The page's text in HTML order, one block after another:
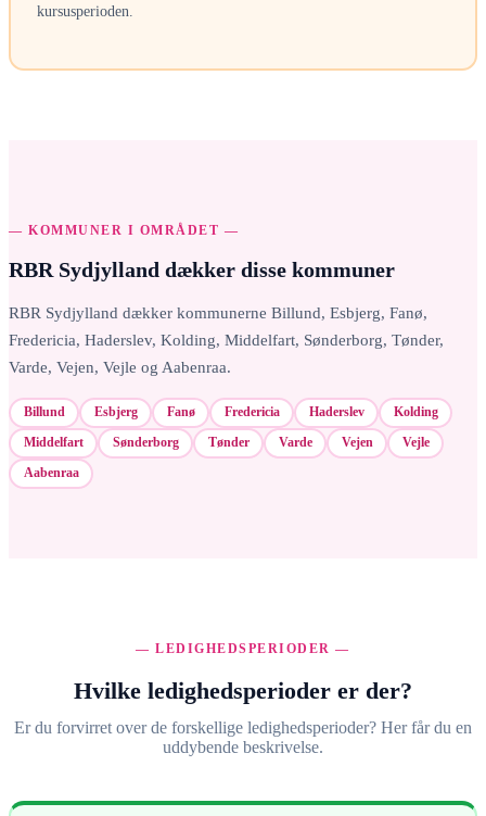
kursusperioden.
— KOMMUNER I OMRÅDET —
RBR Sydjylland dækker disse kommuner
RBR Sydjylland dækker kommunerne Billund, Esbjerg, Fanø,
Fredericia, Haderslev, Kolding, Middelfart, Sønderborg, Tønder,
Varde, Vejen, Vejle og Aabenraa.
Billund Esbjerg Fanø Fredericia Haderslev
Kolding
Middelfart
Sønderborg Tønder Varde Vejen
Vejle
Aabenraa
— LEDIGHEDSPERIODER —
Hvilke ledighedsperioder er der?
Er du forvirret over de forskellige ledighedsperioder? Her får du en
uddybende beskrivelse.